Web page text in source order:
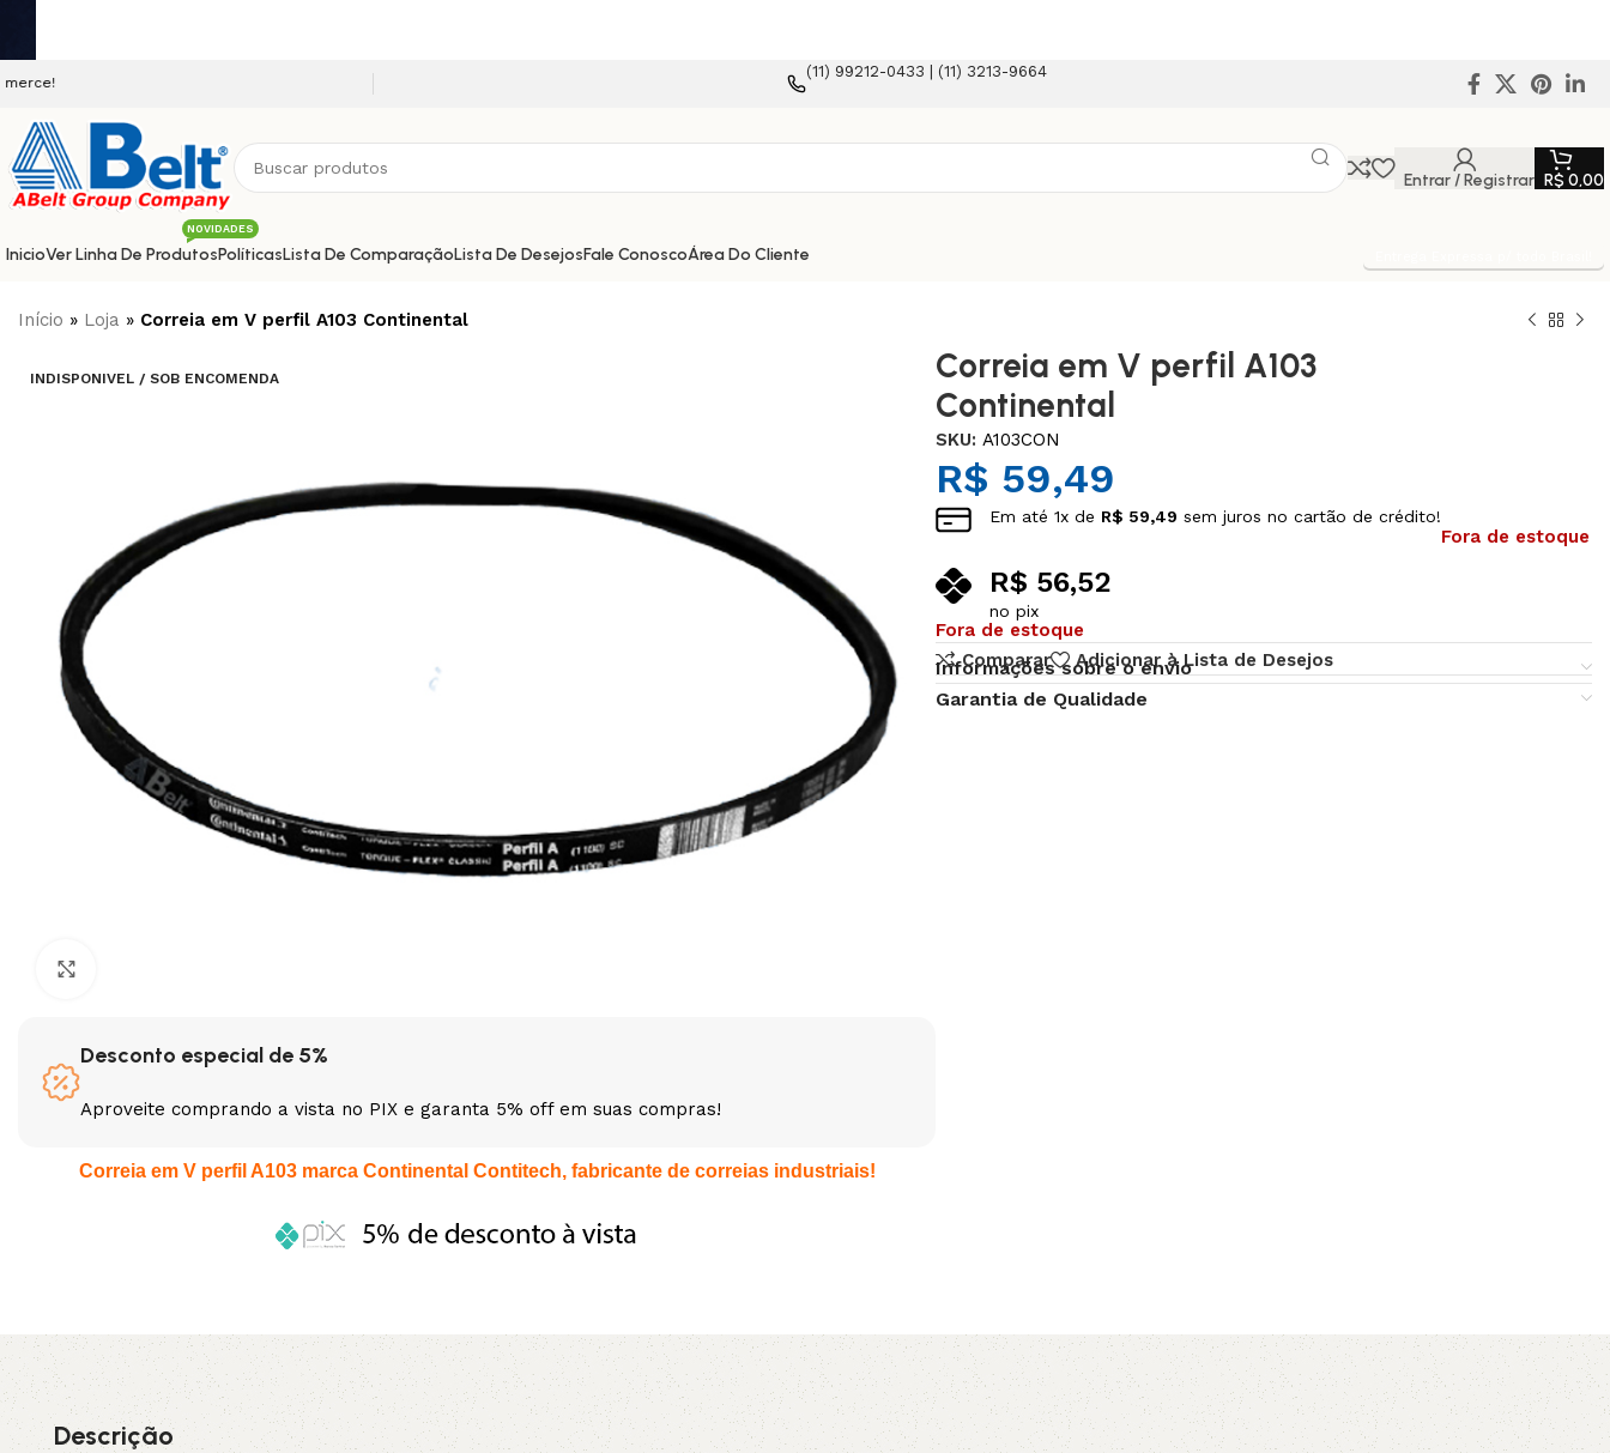
(11) 99212-0433 | (11) 3213-9664
Entrar / Registrar R$ 0,00
InicioVer Linha De Produtos
NOVIDADES
3L 3VX 5V
A AX B BX
D
XPA XPB XPZ ZX
PolíticasLista De ComparaçãoLista De DesejosFale ConoscoÁrea Do Cliente
Início » Loja » Correia em V perfil A103 Continental
INDISPONIVEL / SOB ENCOMENDA
Desconto especial de 5%
Aproveite comprando a vista no PIX e garanta 5% off em suas compras!
Correia em V perfil A103 marca Continental Contitech, fabricante de correias industriais!
Correia em V perfil A103
Continental
SKU:A103CON
R$ 59,49
Em até1x de R$ 59,49 sem juros no cartão de crédito!
R$ 56,52
no pix
Fora de estoque
Fora de estoque
Comparar
Adicionar à Lista de Desejos
Informações sobre o envio
Garantia de Qualidade
Descrição